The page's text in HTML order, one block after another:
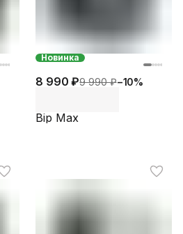
Новинка
8 990 ₽9 990 ₽−10%
Bip Max